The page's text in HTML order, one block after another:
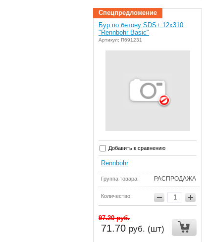
Спецпредложение
Бур по бетону SDS+ 12x310
"Rennbohr Basic"
Артикул: П691231
Добавить к сравнению
Rennbohr
Группа товара: РАСПРОДАЖА
Количество:
97.20руб.
71.70 руб. (шт)